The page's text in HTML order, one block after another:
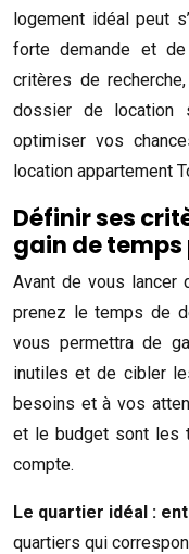
logement idéal peut
forte demande et
critères de
dossier de location
optimiser vos
location appartement
Définir ses
gain de temps
Avant de vous lancer
prenez le temps de
vous permettra de
inutiles et de cibler
besoins et à vos
et le budget sont les
compte.
Le quartier idéal :
quartiers qui